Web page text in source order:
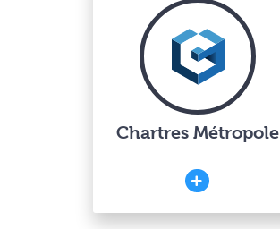
Chartres Métropole